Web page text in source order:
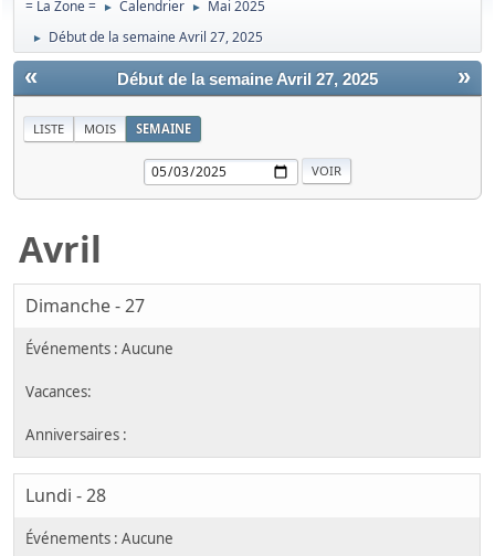
= La Zone = ► Calendrier ► Mai 2025
► Début de la semaine Avril 27, 2025
« »
Début de la semaine Avril 27, 2025
LISTE MOIS SEMAINE
Avril
Dimanche - 27
Lundi - 28